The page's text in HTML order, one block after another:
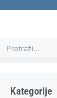
Претрага
Kategorije